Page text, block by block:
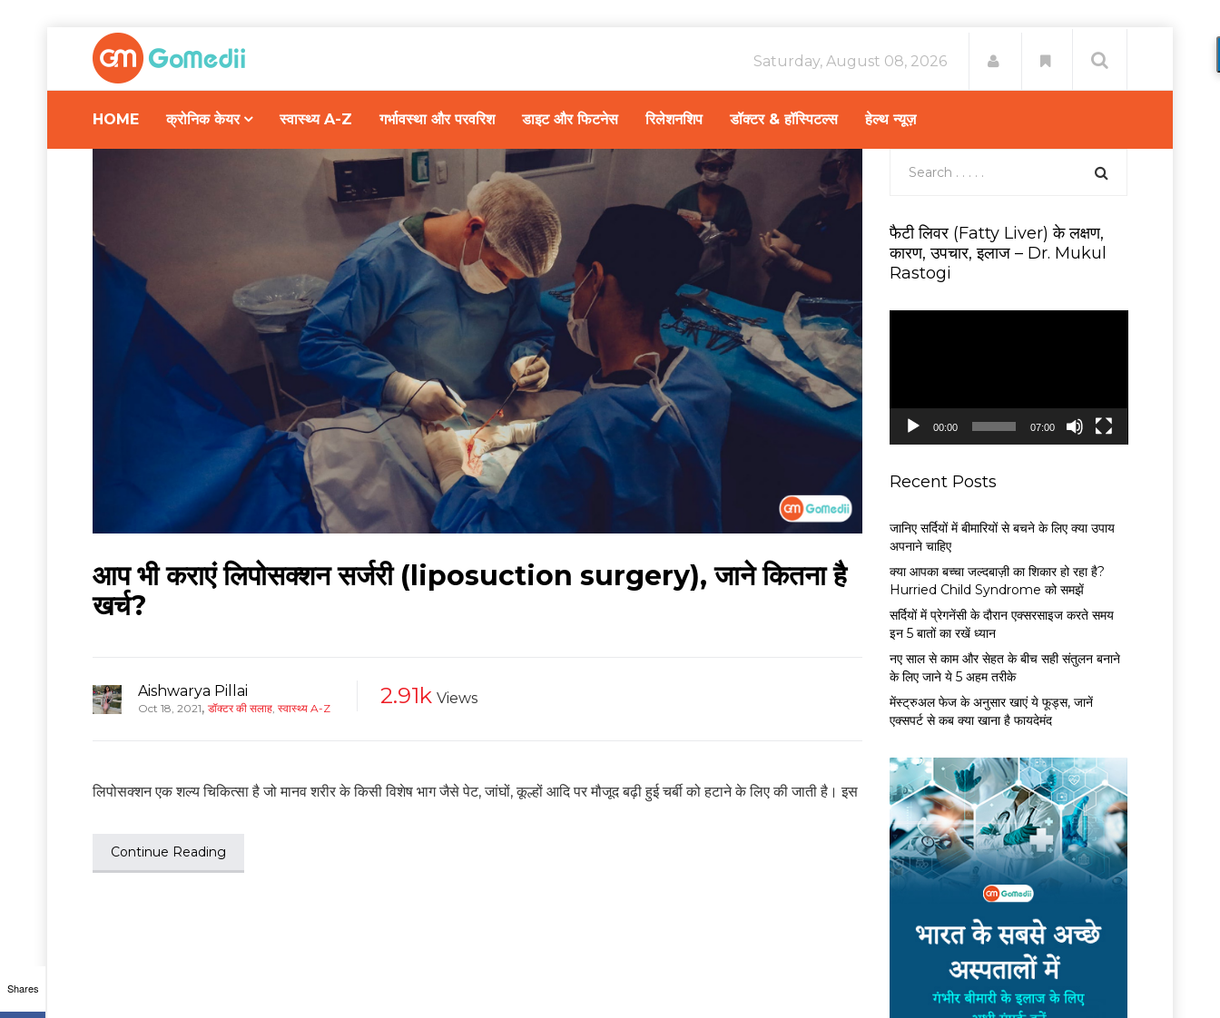
Saturday, August 08, 2026
HOME क्रोनिक केयर स्वास्थ्य A-Z गर्भावस्था और परवरिश डाइट और फिटनेस रिलेशनशिप डॉक्टर & हॉस्पिटल्स हेल्थ न्यूज़
आप भी कराएं लिपोसक्शन सर्जरी (liposuction surgery), जाने कितना है
खर्च?
Aishwarya Pillai
Oct 18, 2021, डॉक्टर की सलाह स्वास्थ्य A-Z 2.91k Views
लिपोसक्शन एक शल्य चिकित्सा है जो मानव शरीर के किसी विशेष भाग जैसे पेट, जांघों, कूल्हों आदि पर मौजूद बढ़ी हुई चर्बी को हटाने के लिए की जाती है। इस
Continue Reading
फैटी लिवर (Fatty Liver) के लक्षण,
कारण, उपचार, इलाज – Dr. Mukul
Rastogi
y
00:00 07:00
Recent Posts
जानिए सर्दियों में बीमारियों से बचने के लिए क्या उपाय
अपनाने चाहिए
क्या आपका बच्चा जल्दबाज़ी का शिकार हो रहा है?
Hurried Child Syndrome को समझें
सर्द‍ियों में प्रेगनेंसी के दौरान एक्सरसाइज करते समय
इन 5 बातों का रखें ध्यान
नए साल से काम और सेहत के बीच सही संतुलन बनाने
के लिए जाने ये 5 अहम तरीके
मेंस्ट्रुअल फेज के अनुसार खाएं ये फूड्स, जानें
एक्सपर्ट से कब क्या खाना है फायदेमंद
Shares